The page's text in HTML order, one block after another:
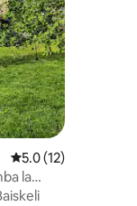
Ukadiriaji wa
5.0 (12)
la